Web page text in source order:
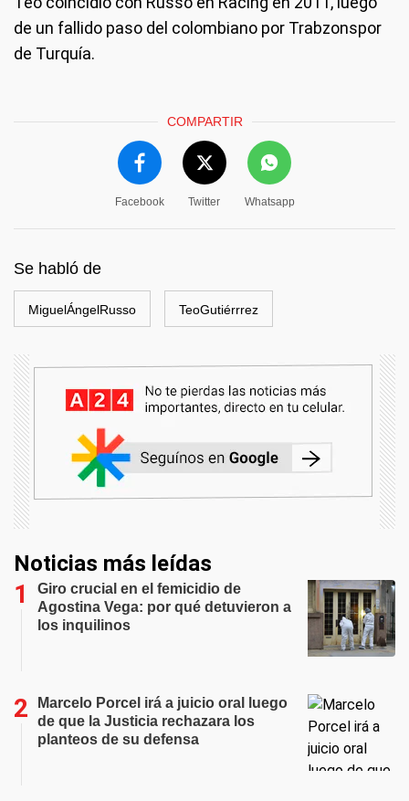
de un fallido paso del colombiano por Trabzonspor
de Turquía.
COMPARTIR
Facebook Twitter Whatsapp
Se habló de
MiguelÁngelRusso TeoGutiérrrez
Noticias más leídas
Giro crucial en el femicidio de
Agostina Vega: por qué detuvieron a
los inquilinos
Marcelo Porcel irá a juicio oral luego
de que la Justicia rechazara los
planteos de su defensa